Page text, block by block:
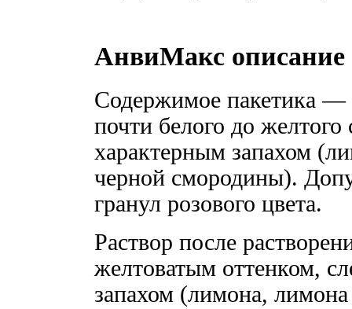
АнвиМакс описание
Содержимое пакетика —
почти белого до желтого
характерным запахом
черной смородины).
гранул розового цвета.
Раствор после
желтоватым оттенком,
запахом (лимона,